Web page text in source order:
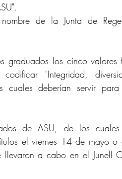
de la Junta de
graduados los cinco valores
"Integridad,
cuales deberían servir
de ASU, de los
el viernes 14 de mayo
a cabo en el Junell